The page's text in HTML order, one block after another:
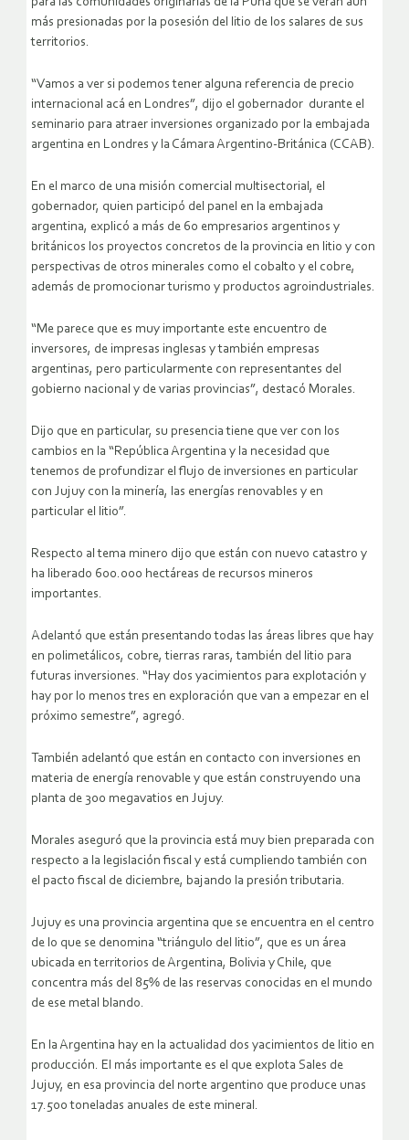
más presionadas por la posesión del litio de los salares de sus
territorios.
“Vamos a ver si podemos tener alguna referencia de precio
internacional acá en Londres”, dijo el gobernador durante el
seminario para atraer inversiones organizado por la embajada
argentina en Londres y la Cámara Argentino-Británica (CCAB).
En el marco de una misión comercial multisectorial, el
gobernador, quien participó del panel en la embajada
argentina, explicó a más de 60 empresarios argentinos y
británicos los proyectos concretos de la provincia en litio y con
perspectivas de otros minerales como el cobalto y el cobre,
además de promocionar turismo y productos agroindustriales.
“Me parece que es muy importante este encuentro de
inversores, de impresas inglesas y también empresas
argentinas, pero particularmente con representantes del
gobierno nacional y de varias provincias”, destacó Morales.
Dijo que en particular, su presencia tiene que ver con los
cambios en la “República Argentina y la necesidad que
tenemos de profundizar el flujo de inversiones en particular
con Jujuy con la minería, las energías renovables y en
particular el litio”.
Respecto al tema minero dijo que están con nuevo catastro y
ha liberado 600.000 hectáreas de recursos mineros
importantes.
Adelantó que están presentando todas las áreas libres que hay
en polimetálicos, cobre, tierras raras, también del litio para
futuras inversiones. “Hay dos yacimientos para explotación y
hay por lo menos tres en exploración que van a empezar en el
próximo semestre”, agregó.
También adelantó que están en contacto con inversiones en
materia de energía renovable y que están construyendo una
planta de 300 megavatios en Jujuy.
Morales aseguró que la provincia está muy bien preparada con
respecto a la legislación fiscal y está cumpliendo también con
el pacto fiscal de diciembre, bajando la presión tributaria.
Jujuy es una provincia argentina que se encuentra en el centro
de lo que se denomina “triángulo del litio”, que es un área
ubicada en territorios de Argentina, Bolivia y Chile, que
concentra más del 85% de las reservas conocidas en el mundo
de ese metal blando.​
En la Argentina hay en la actualidad dos yacimientos de litio en
producción. El más importante es el que explota Sales de
Jujuy, en esa provincia del norte argentino que produce unas
17.500 toneladas anuales de este mineral.